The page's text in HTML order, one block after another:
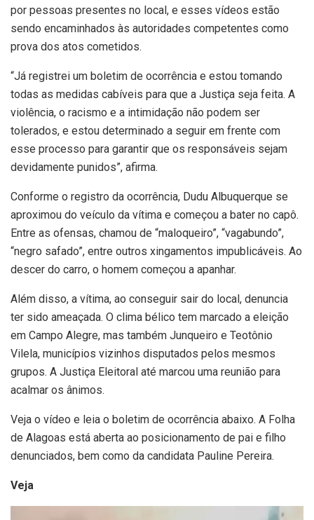
por pessoas presentes no local, e esses vídeos estão
sendo encaminhados às autoridades competentes como
prova dos atos cometidos.
“Já registrei um boletim de ocorrência e estou tomando
todas as medidas cabíveis para que a Justiça seja feita. A
violência, o racismo e a intimidação não podem ser
tolerados, e estou determinado a seguir em frente com
esse processo para garantir que os responsáveis sejam
devidamente punidos”, afirma.
Conforme o registro da ocorrência, Dudu Albuquerque se
aproximou do veículo da vítima e começou a bater no capô.
Entre as ofensas, chamou de “maloqueiro”, “vagabundo”,
“negro safado”, entre outros xingamentos impublicáveis. Ao
descer do carro, o homem começou a apanhar.
Além disso, a vítima, ao conseguir sair do local, denuncia
ter sido ameaçada. O clima bélico tem marcado a eleição
em Campo Alegre, mas também Junqueiro e Teotônio
Vilela, municípios vizinhos disputados pelos mesmos
grupos. A Justiça Eleitoral até marcou uma reunião para
acalmar os ânimos.
Veja o vídeo e leia o boletim de ocorrência abaixo. A Folha
de Alagoas está aberta ao posicionamento de pai e filho
denunciados, bem como da candidata Pauline Pereira.
Veja